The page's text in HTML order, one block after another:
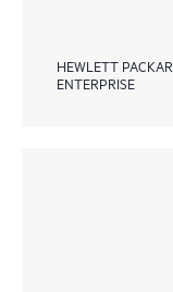
HEWLETT
ENTERPRISE